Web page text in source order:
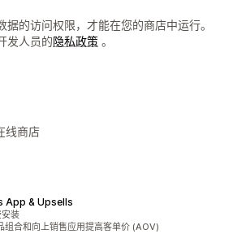
的访问权限，才能在您的商店中运行。
发人员的隐私政策 。
线商店
App & Upsells
装
组合和向上销售应用提高客单价 (AOV)